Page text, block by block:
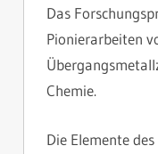
Das
Pionierarbeiten
Chemie.
Die Elemente